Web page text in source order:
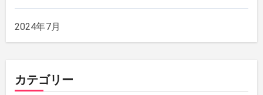
2024年7月
カテゴリー